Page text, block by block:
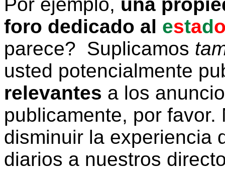
foro dedicado al estad
parece? Suplicamos
usted potencialmente
relevantes a los
publicamente, por
disminuir la experiencia
diarios a nuestros